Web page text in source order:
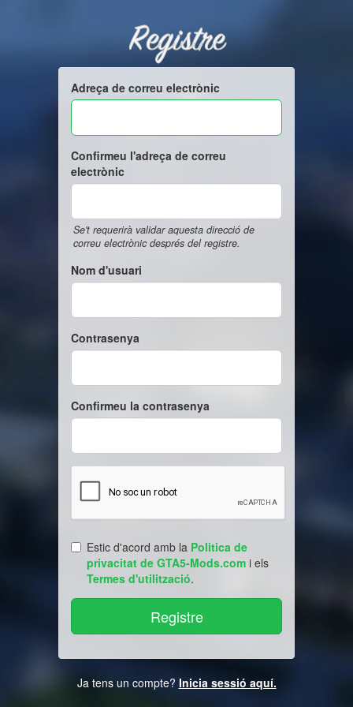
Registre
Adreça de correu electrònic
Confirmeu l'adreça de correu
electrònic
Se't requerirà validar aquesta direcció de
correu electrònic després del registre.
Nom d'usuari
Contrasenya
Confirmeu la contrasenya
Estic d'acord amb la Politica de
privacitat de GTA5-Mods.com i els
Termes d'utilització.
Ja tens un compte? Inicia sessió aquí.